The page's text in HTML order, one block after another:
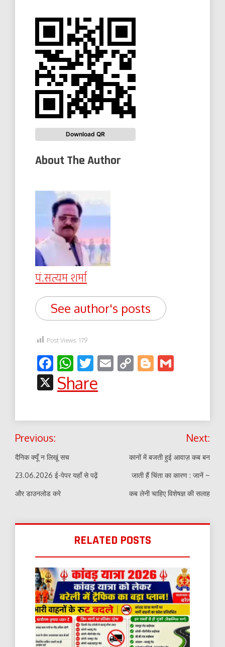
Download QR
About The Author
पं.सत्यम शर्मा
See author's posts
Post Views: 179
Facebook
WhatsApp
Twitter
EmailCopyBlogger
X
Share
Post
navigation
Previous:
दैनिक क्यूँ न लिखूं सच
23.06.2026 ई-पेपर यहाँ से पढ़ें
और डाउनलोड करे
Next:
कानों में बजती हुई आवाज़ कब बन
जाती हैं चिंता का कारण : जानें ~
कब लेनी चाहिए विशेषज्ञ की सलाह
RELATED POSTS